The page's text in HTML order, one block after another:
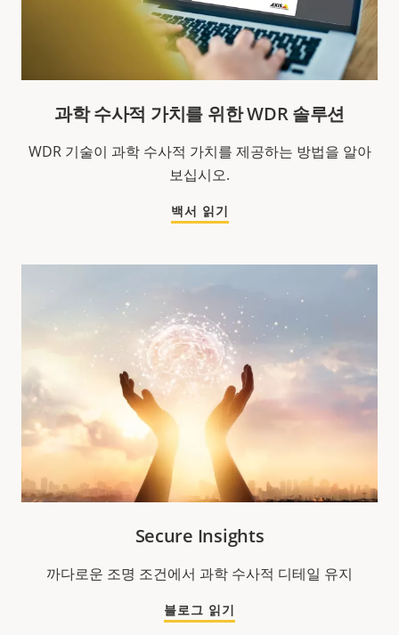
과학 수사적 가치를 위한 WDR 솔루션
WDR 기술이 과학 수사적 가치를 제공하는 방법을 알아
보십시오.
백서 읽기
Secure Insights
까다로운 조명 조건에서 과학 수사적 디테일 유지
블로그 읽기